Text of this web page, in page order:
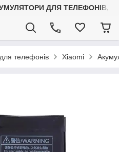
ДЛЯ ТЕЛЕФОНІВ,
телефонів Xiaomi